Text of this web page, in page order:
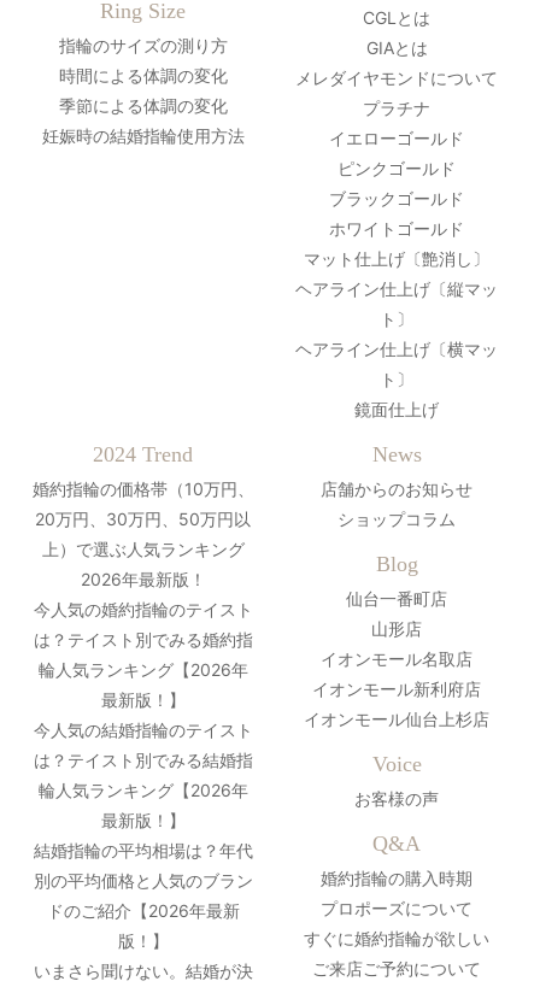
Ring Size
指輪のサイズの測り方
時間による体調の変化
季節による体調の変化
妊娠時の結婚指輪使用方法
CGLとは
GIAとは
メレダイヤモンドについて
プラチナ
イエローゴールド
ピンクゴールド
ブラックゴールド
ホワイトゴールド
マット仕上げ〔艶消し〕
ヘアライン仕上げ〔縦マッ
ト〕
ヘアライン仕上げ〔横マッ
ト〕
鏡面仕上げ
2024 Trend
婚約指輪の価格帯（10万円、
20万円、30万円、50万円以
上）で選ぶ人気ランキング
2026年最新版！
今人気の婚約指輪のテイスト
は？テイスト別でみる婚約指
輪人気ランキング【2026年
最新版！】
今人気の結婚指輪のテイスト
は？テイスト別でみる結婚指
輪人気ランキング【2026年
最新版！】
結婚指輪の平均相場は？年代
別の平均価格と人気のブラン
ドのご紹介【2026年最新
版！】
いまさら聞けない。結婚が決
News
店舗からのお知らせ
ショップコラム
Blog
仙台一番町店
山形店
イオンモール名取店
イオンモール新利府店
イオンモール仙台上杉店
Voice
お客様の声
Q&A
婚約指輪の購入時期
プロポーズについて
すぐに婚約指輪が欲しい
ご来店ご予約について